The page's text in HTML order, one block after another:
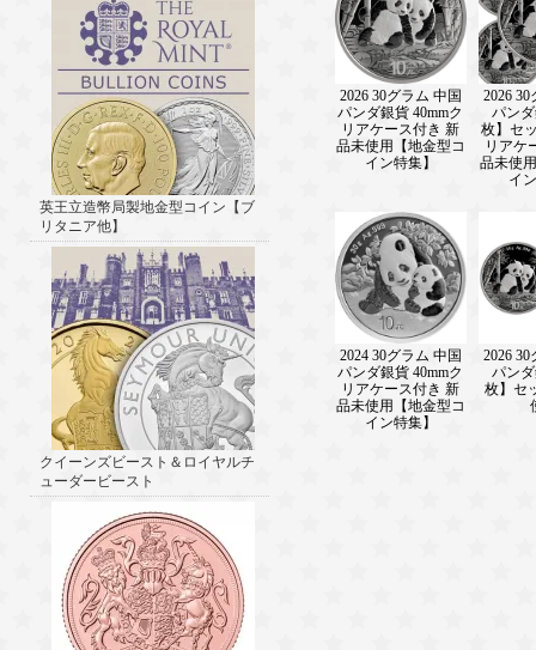
英王立造幣局製地金型コイン【ブ
リタニア他】
クイーンズビースト＆ロイヤルチ
ューダービースト
2026 30グラム 中国
パンダ銀貨 40mmク
リアケース付き 新
品未使用【地金型コ
イン特集】
2026
パン
枚】セ
リアケ
品未使
イ
2024 30グラム 中国
パンダ銀貨 40mmク
リアケース付き 新
品未使用【地金型コ
イン特集】
2026
パン
枚】セ